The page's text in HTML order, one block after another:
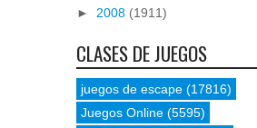
► 2008 (1911)
CLASES DE JUEGOS
juegos de escape (17816)
Juegos Online (5595)